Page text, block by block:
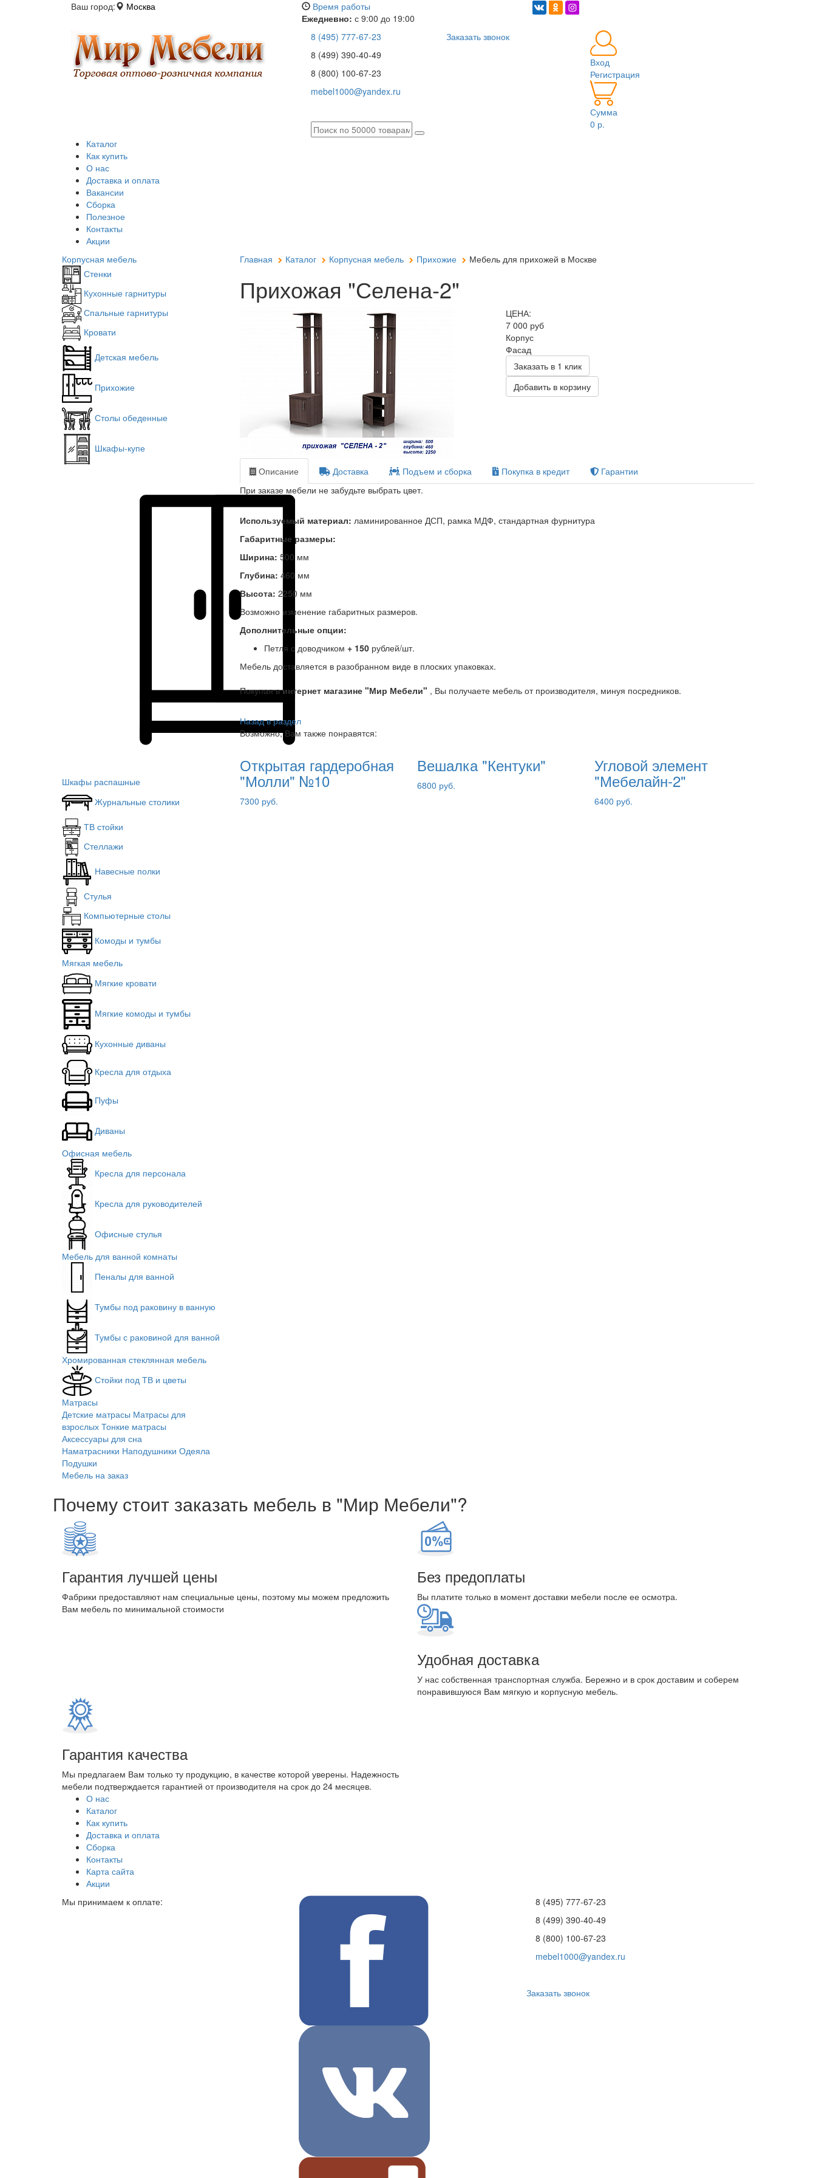
Ваш город: Москва
Время работы
Ежедневно: с 9:00 до 19:00
8 (495) 777-67-23
8 (499) 390-40-49
8 (800) 100-67-23
mebel1000@yandex.ru
Заказать звонок
Вход
Регистрация
Сумма
0 р.
Каталог
Как купить
О нас
Доставка и оплата
Вакансии
Сборка
Полезное
Контакты
Акции
Корпусная мебель
Стенки
Кухонные гарнитуры
Спальные гарнитуры
Кровати
Детская мебель
Прихожие
Столы обеденные
Шкафы-купе
Шкафы распашные
Журнальные столики
ТВ стойки
Стеллажи
Навесные полки
Стулья
Компьютерные столы
Комоды и тумбы
Мягкая мебель
Мягкие кровати
Мягкие комоды и тумбы
Кухонные диваны
Кресла для отдыха
Пуфы
Диваны
Офисная мебель
Кресла для персонала
Кресла для руководителей
Офисные стулья
Мебель для ванной комнаты
Пеналы для ванной
Тумбы под раковину в ванную
Тумбы с раковиной для ванной
Хромированная стеклянная мебель
Стойки под ТВ и цветы
Матрасы
Детские матрасы Матрасы для
взрослых Тонкие матрасы
Аксессуары для сна
Наматрасники Наподушники Одеяла
Подушки
Мебель на заказ
Главная Каталог Корпусная мебель Прихожие Мебель для прихожей в Москве
Прихожая "Селена-2"
ЦЕНА:
7 000 руб
Корпус
Фасад
Заказать в 1 клик
Добавить в корзину
Описание Доставка Подъем и сборка Покупка в кредит
Гарантии
При заказе мебели не забудьте выбрать цвет.
Используемый материал: ламинированное ДСП, рамка МДФ, стандартная фурнитура
Габаритные размеры:
Ширина: 500 мм
Глубина: 460 мм
Высота: 2250 мм
Возможно изменение габаритных размеров.
Дополнительные опции:
Петля с доводчиком + 150рублей/шт.
Мебель доставляется в разобранном виде в плоских упаковках.
Покупая винтернет магазине "Мир Мебели" , Вы получаете мебель от производителя, минуя посредников.
Назад в раздел
Возможно, Вам также понравятся:
Открытая гардеробная
"Молли" №10
7300 руб.
Вешалка "Кентуки"
6800 руб.
Угловой элемент
"Мебелайн-2"
6400 руб.
Почему стоит заказать мебель в "Мир Мебели"?
Гарантия лучшей цены
Фабрики предоставляют нам специальные цены, поэтому мы можем предложить
Вам мебель по минимальной стоимости
Без предоплаты
Вы платите только в момент доставки мебели после ее осмотра.
Удобная доставка
У нас собственная транспортная служба. Бережно и в срок доставим и соберем
понравившуюся Вам мягкую и корпусную мебель.
Гарантия качества
Мы предлагаем Вам только ту продукцию, в качестве которой уверены. Надежность
мебели подтверждается гарантией от производителя на срок до 24 месяцев.
О нас
Каталог
Как купить
Доставка и оплата
Сборка
Контакты
Карта сайта
Акции
Мы принимаем к оплате:
8 (495) 777-67-23
8 (499) 390-40-49
8 (800) 100-67-23
mebel1000@yandex.ru
Заказать звонок